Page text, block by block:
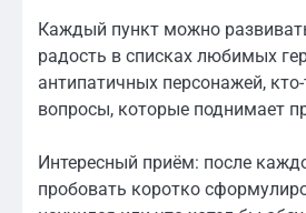
Каждый пункт можно
радость в списках любимых
антипатичных персонажей,
вопросы, которые поднимает
Интересный приём: после
пробовать коротко